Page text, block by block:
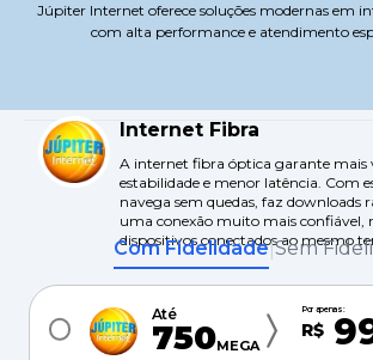
Júpiter Internet oferece soluções modernas em
com alta performance e atendimento
Internet Fibra
A internet fibra óptica garante mais
estabilidade e menor latência. Com
navega sem quedas, faz downloads
uma conexão muito mais confiável,
dispositivos conectados ao mesmo
Com Fidelidade|Sem
Até
750MEGA
Por apenas:
R$